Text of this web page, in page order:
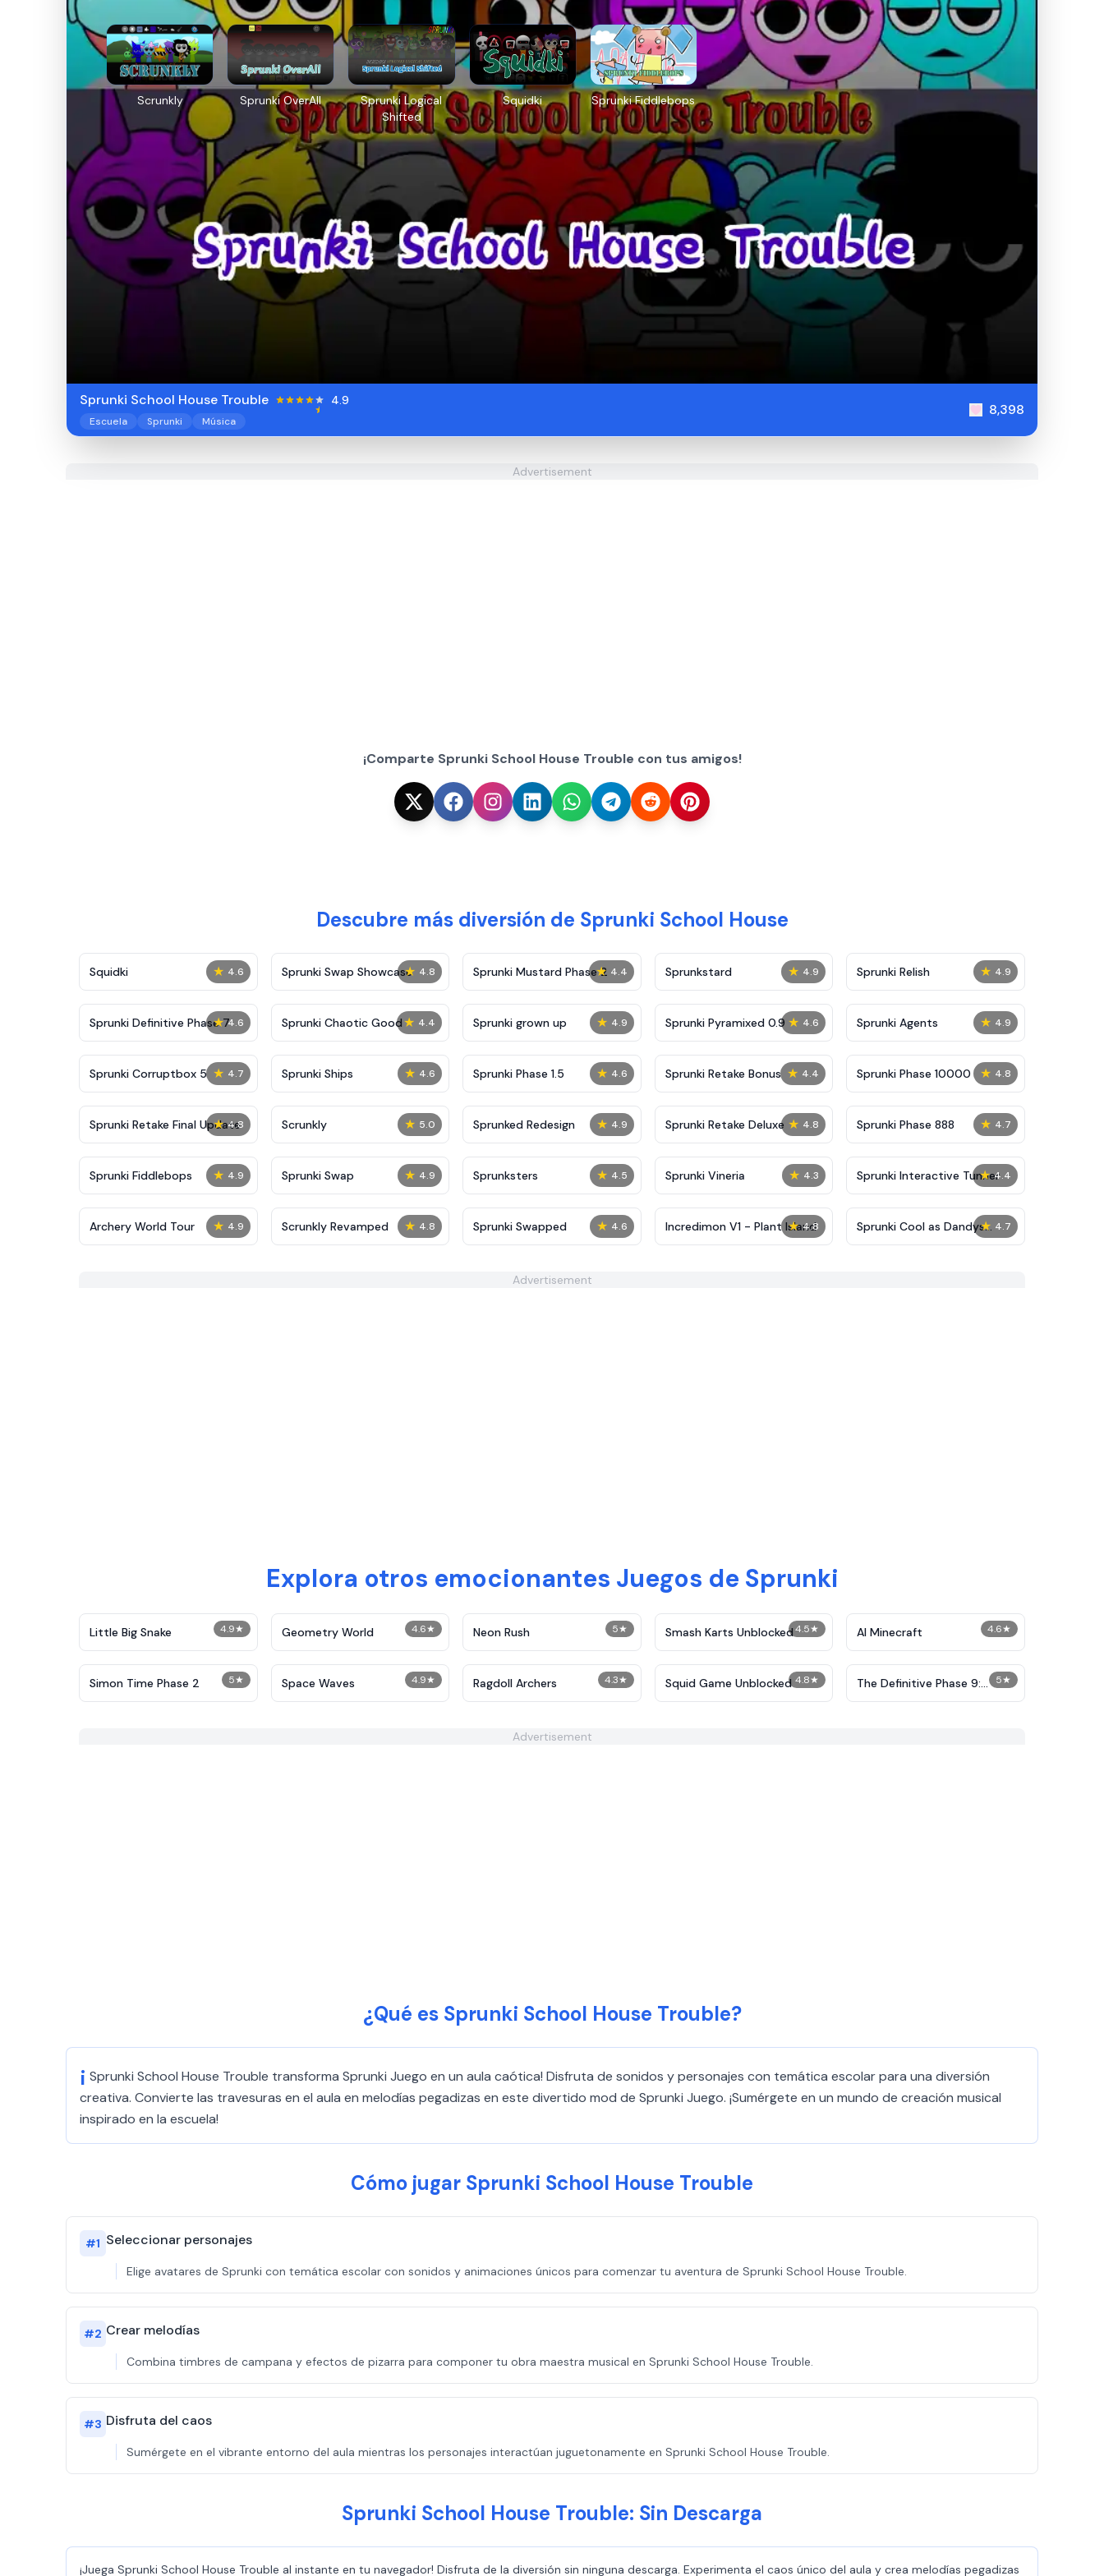
Scrunkly Sprunki OverAll
Sprunki Logical
Shifted
Squidki Sprunki Fiddlebops
Sprunki School House Trouble 4.9
Escuela Sprunki Música
8,398
Advertisement
¡Comparte Sprunki School House Trouble con tus amigos!
Descubre más diversión de Sprunki School House
★ 4.6
Squidki ★ 4.8
Sprunki Swap Showcase ★ 4.4
Sprunki Mustard Phase 2 ★ 4.9
Sprunkstard ★ 4.9
Sprunki Relish
★ 4.6
Sprunki Definitive Phase 7 ★ 4.4
Sprunki Chaotic Good ★ 4.9
Sprunki grown up ★ 4.6
Sprunki Pyramixed 0.9 ★ 4.9
Sprunki Agents
★ 4.7
Sprunki Corruptbox 5 ★ 4.6
Sprunki Ships ★ 4.6
Sprunki Phase 1.5 ★ 4.4
Sprunki Retake Bonus ★ 4.8
Sprunki Phase 10000
★ 4.8
Sprunki Retake Final Update ★ 5.0
Scrunkly ★ 4.9
Sprunked Redesign ★ 4.8
Sprunki Retake Deluxe ★ 4.7
Sprunki Phase 888
★ 4.9
Sprunki Fiddlebops ★ 4.9
Sprunki Swap ★ 4.5
Sprunksters ★ 4.3
Sprunki Vineria ★ 4.4
Sprunki Interactive Tunner
★ 4.9
Archery World Tour ★ 4.8
Scrunkly Revamped ★ 4.6
Sprunki Swapped ★ 4.8
Incredimon V1 - Plant Island ★ 4.7
Sprunki Cool as Dandys
World
Advertisement
Explora otros emocionantes Juegos de Sprunki
4.9★
Little Big Snake 4.6★
Geometry World 5★
Neon Rush 4.5★
Smash Karts Unblocked 4.6★
AI Minecraft
5★
Simon Time Phase 2 4.9★
Space Waves 4.3★
Ragdoll Archers 4.8★
Squid Game Unblocked 5★
The Definitive Phase 9:
Demolition
Advertisement
¿Qué es Sprunki School House Trouble?
¡ Sprunki School House Trouble transforma Sprunki Juego en un aula caótica! Disfruta de sonidos y personajes con temática escolar para una diversión
creativa. Convierte las travesuras en el aula en melodías pegadizas en este divertido mod de Sprunki Juego. ¡Sumérgete en un mundo de creación musical
inspirado en la escuela!
Cómo jugar Sprunki School House Trouble
#1 Seleccionar personajes
Elige avatares de Sprunki con temática escolar con sonidos y animaciones únicos para comenzar tu aventura de Sprunki School House Trouble.
#2 Crear melodías
Combina timbres de campana y efectos de pizarra para componer tu obra maestra musical en Sprunki School House Trouble.
#3 Disfruta del caos
Sumérgete en el vibrante entorno del aula mientras los personajes interactúan juguetonamente en Sprunki School House Trouble.
Sprunki School House Trouble: Sin Descarga
¡Juega Sprunki School House Trouble al instante en tu navegador! Disfruta de la diversión sin ninguna descarga. Experimenta el caos único del aula y crea melodías pegadizas